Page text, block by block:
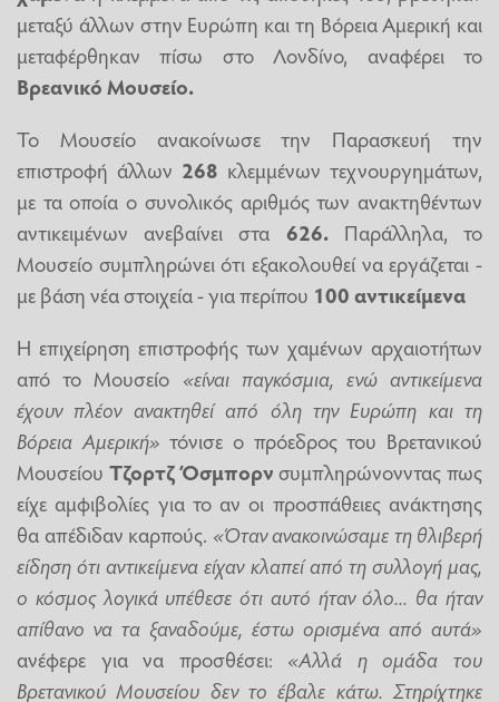
μεταξύ άλλων στην Ευρώπη και τη Βόρεια Αμερική και
μεταφέρθηκαν πίσω στο Λονδίνο, αναφέρει το
Βρεανικό Μουσείο.
Το Μουσείο ανακοίνωσε την Παρασκευή την
επιστροφή άλλων 268 κλεμμένων τεχνουργημάτων,
με τα οποία ο συνολικός αριθμός των ανακτηθέντων
αντικειμένων ανεβαίνει στα 626.Παράλληλα, το
Μουσείο συμπληρώνει ότι εξακολουθεί να εργάζεται -
με βάση νέα στοιχεία - για περίπου 100 αντικείμενα
Η επιχείρηση επιστροφής των χαμένων αρχαιοτήτων
από το Μουσείο «είναι παγκόσμια, ενώ αντικείμενα
έχουν πλέον ανακτηθεί από όλη την Ευρώπη και τη
Βόρεια Αμερική» τόνισε ο πρόεδρος του Βρετανικού
Μουσείου Τζορτζ Όσμπορνσυμπληρώνονντας πως
είχε αμφιβολίες για το αν οι προσπάθειες ανάκτησης
θα απέδιδαν καρπούς. «Όταν ανακοινώσαμε τη θλιβερή
είδηση ότι αντικείμενα είχαν κλαπεί από τη συλλογή μας,
ο κόσμος λογικά υπέθεσε ότι αυτό ήταν όλο... θα ήταν
απίθανο να τα ξαναδούμε, έστω ορισμένα από αυτά»
ανέφερε για να προσθέσει: «Αλλά η ομάδα του
Βρετανικού Μουσείου δεν το έβαλε κάτω. Στηρίχτηκε